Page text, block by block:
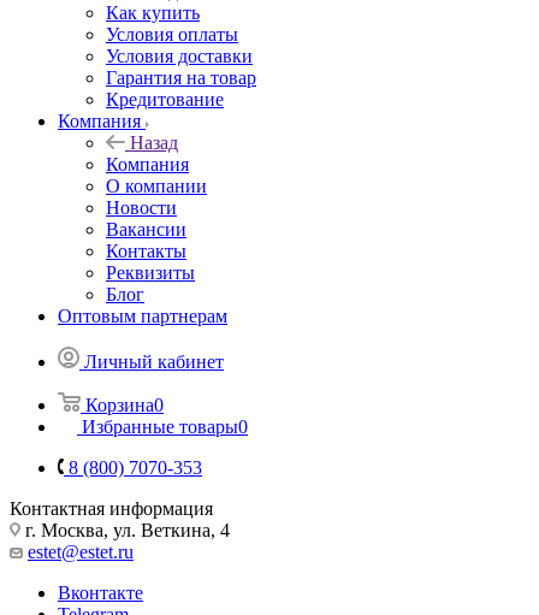
Как купить
Условия оплаты
Условия доставки
Гарантия на товар
Кредитование
Компания
Назад
Компания
О компании
Новости
Вакансии
Контакты
Реквизиты
Блог
Оптовым партнерам
Личный кабинет
Корзина0
Избранные товары0
8 (800) 7070-353
Контактная информация
г. Москва, ул. Веткина, 4
estet@estet.ru
Вконтакте